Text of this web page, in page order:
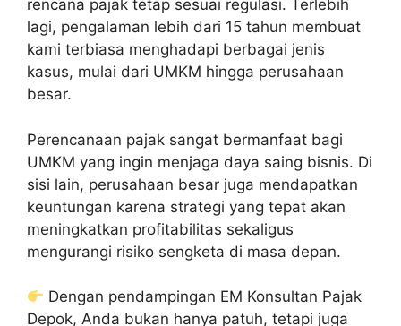
rencana pajak tetap sesuai regulasi. Terlebih
lagi, pengalaman lebih dari 15 tahun membuat
kami terbiasa menghadapi berbagai jenis
kasus, mulai dari UMKM hingga perusahaan
besar.
Perencanaan pajak sangat bermanfaat bagi
UMKM yang ingin menjaga daya saing bisnis. Di
sisi lain, perusahaan besar juga mendapatkan
keuntungan karena strategi yang tepat akan
meningkatkan profitabilitas sekaligus
mengurangi risiko sengketa di masa depan.
Dengan pendampingan EM Konsultan Pajak
Depok, Anda bukan hanya patuh, tetapi juga